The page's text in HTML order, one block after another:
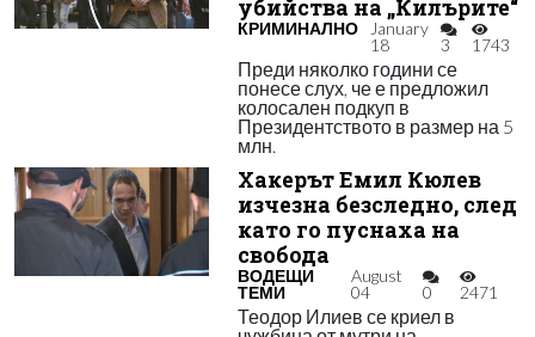
убийства на „Килърите“
КРИМИНАЛНО
January
18
3 1743
Преди няколко години се
понесе слух, че е предложил
колосален подкуп в
Президентството в размер на 5
млн.
Хакерът Емил Кюлев
изчезна безследно, след
като го пуснаха на
свобода
ВОДЕЩИ
ТЕМИ
August
04
0 2471
Теодор Илиев се криел в